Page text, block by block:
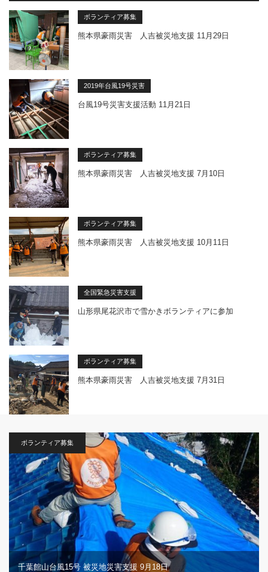
ボランティア募集
熊本県豪雨災害 人吉被災地支援 11月29日
2019年台風19号災害
台風19号災害支援活動 11月21日
ボランティア募集
熊本県豪雨災害 人吉被災地支援 7月10日
ボランティア募集
熊本県豪雨災害 人吉被災地支援 10月11日
全国緊急災害支援
山形県尾花沢市で雪かきボランティアに参加
ボランティア募集
熊本県豪雨災害 人吉被災地支援 7月31日
ボランティア募集
千葉館山台風15号 被災地災害支援 9月18日